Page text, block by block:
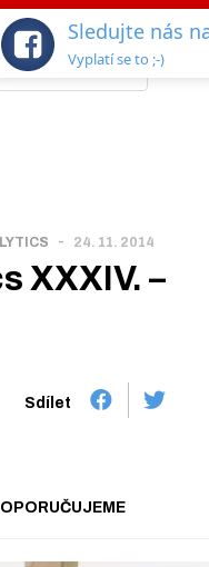
kurzy →
- 24. 11. 2014
XXXIV. –
Sdílet
Sledujte nás
Vyplatí se to ;-)